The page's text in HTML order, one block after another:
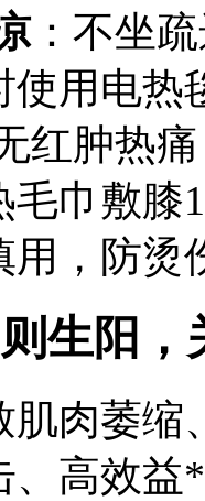
：不坐
使用电
红肿热
毛巾敷膝
用，防烫
生阳，
肌肉萎缩
高效益